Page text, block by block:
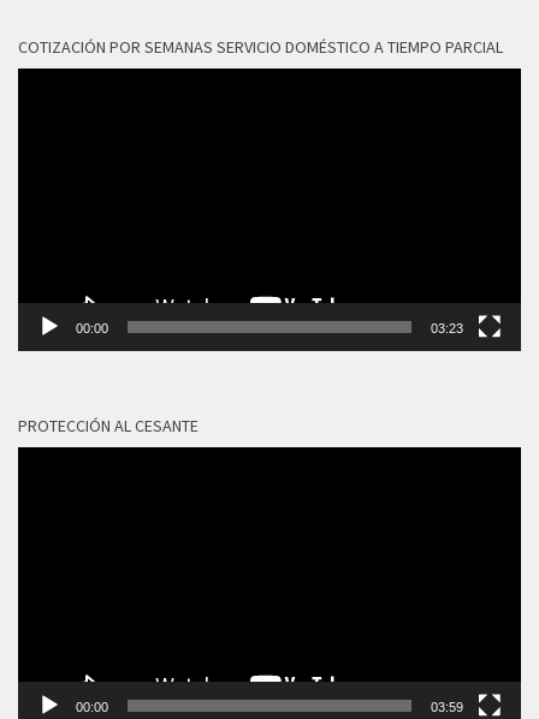
COTIZACIÓN POR SEMANAS SERVICIO DOMÉSTICO A TIEMPO PARCIAL
00:00 03:23
PROTECCIÓN AL CESANTE
00:00 03:59